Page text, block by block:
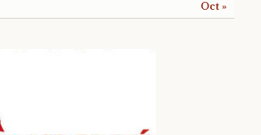
Oct »